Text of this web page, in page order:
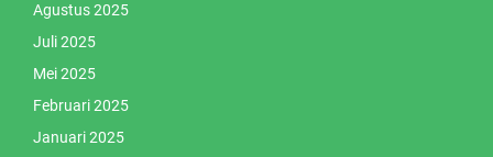
Agustus 2025
Juli 2025
Mei 2025
Februari 2025
Januari 2025